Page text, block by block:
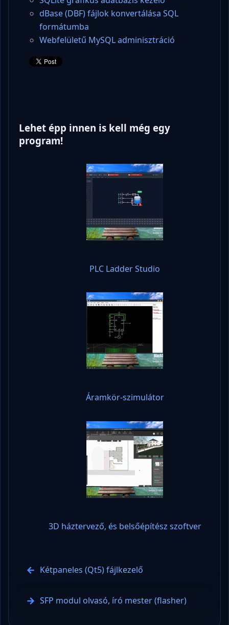
dBase (DBF) fájlok konvertálása SQL
formátumba
Webfelületű MySQL adminisztráció
Lehet épp innen is kell még egy
program!
PLC Ladder Studio
Áramkör-szimulátor
3D háztervező, és belsőépítész szoftver
Kétpaneles (Qt5) fájlkezelő
SFP modul olvasó, író mester (flasher)